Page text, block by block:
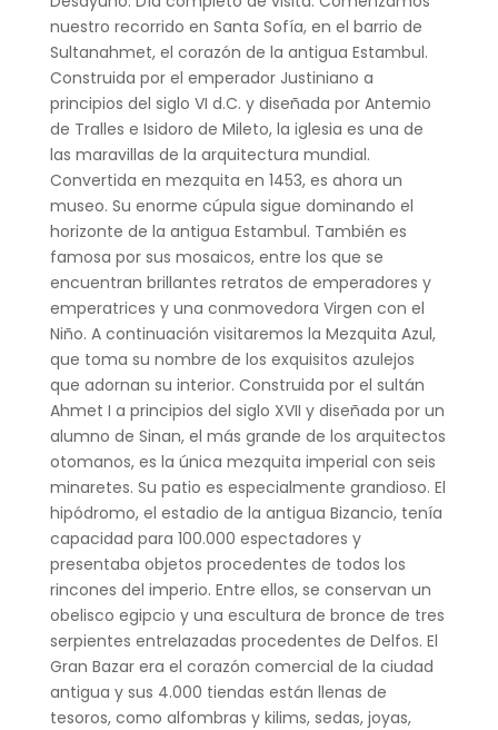
nuestro recorrido en Santa Sofía, en el barrio de
Sultanahmet, el corazón de la antigua Estambul.
Construida por el emperador Justiniano a
principios del siglo VI d.C. y diseñada por Antemio
de Tralles e Isidoro de Mileto, la iglesia es una de
las maravillas de la arquitectura mundial.
Convertida en mezquita en 1453, es ahora un
museo. Su enorme cúpula sigue dominando el
horizonte de la antigua Estambul. También es
famosa por sus mosaicos, entre los que se
encuentran brillantes retratos de emperadores y
emperatrices y una conmovedora Virgen con el
Niño. A continuación visitaremos la Mezquita Azul,
que toma su nombre de los exquisitos azulejos
que adornan su interior. Construida por el sultán
Ahmet I a principios del siglo XVII y diseñada por un
alumno de Sinan, el más grande de los arquitectos
otomanos, es la única mezquita imperial con seis
minaretes. Su patio es especialmente grandioso. El
hipódromo, el estadio de la antigua Bizancio, tenía
capacidad para 100.000 espectadores y
presentaba objetos procedentes de todos los
rincones del imperio. Entre ellos, se conservan un
obelisco egipcio y una escultura de bronce de tres
serpientes entrelazadas procedentes de Delfos. El
Gran Bazar era el corazón comercial de la ciudad
antigua y sus 4.000 tiendas están llenas de
tesoros, como alfombras y kilims, sedas, joyas,